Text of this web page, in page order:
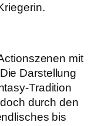
mit
Darstellung
Tradition
durch den
bis